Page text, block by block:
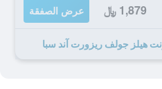
1,879 ﷼ عرض الصفقة